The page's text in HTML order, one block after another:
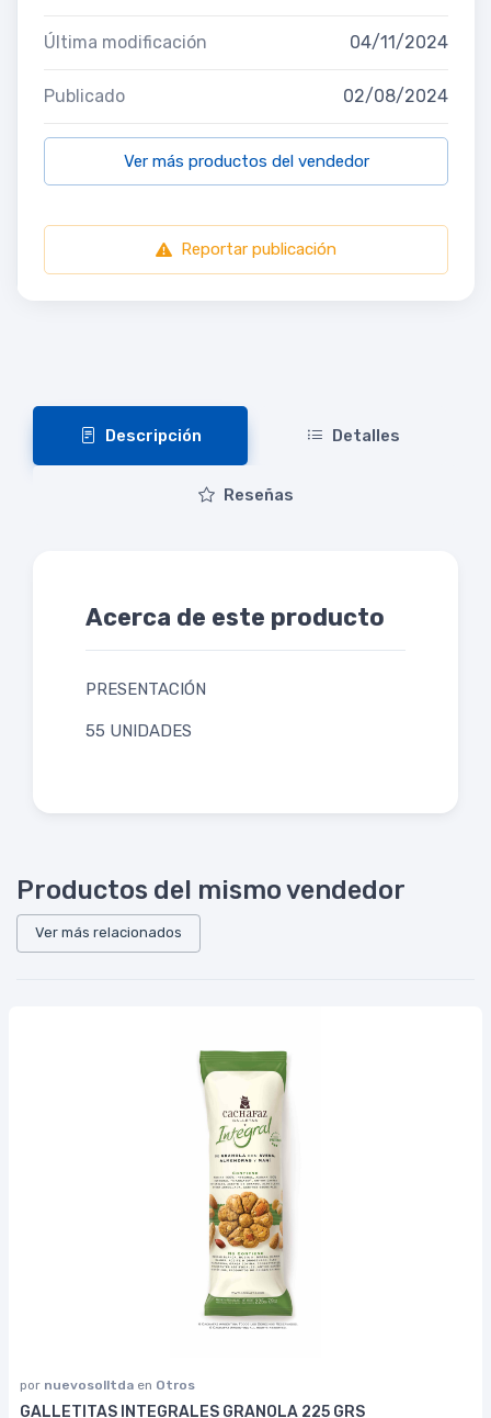
Última modificación 04/11/2024
Publicado 02/08/2024
Ver más productos del vendedor
Reportar publicación
Descripción Detalles
Reseñas
Acerca de este producto
PRESENTACIÓN
55 UNIDADES
Productos del mismo vendedor
Ver más relacionados
por nuevosolltda en Otros
GALLETITAS INTEGRALES GRANOLA 225 GRS